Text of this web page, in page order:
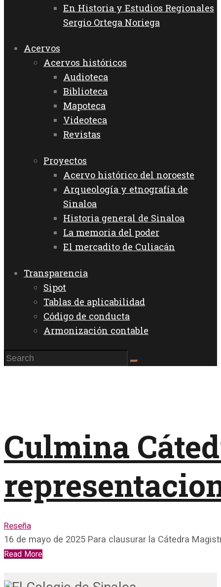
En Historia y Estudios Regionales
Sergio Ortega Noriega
Acervos
Acervos históricos
Audioteca
Biblioteca
Mapoteca
Videoteca
Revistas
Proyectos
Acervo histórico del noroeste
Arqueología y etnografía de
Sinaloa
Historia general de Sinaloa
La memoria del poder
El mercadito de Culiacán
Transparencia
Sipot
Tablas de aplicabilidad
Código de conducta
Armonización contable
Culmina
Reseña
16 de mayo de 2025 Para clausurar la Cátedra
Read More